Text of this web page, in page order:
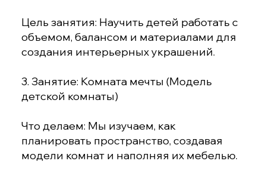
Цель занятия: Научить детей работать с
объемом, балансом и материалами для
создания интерьерных украшений.
3. Занятие: Комната мечты (Модель
детской комнаты)
Что делаем: Мы изучаем, как
планировать пространство, создавая
модели комнат и наполняя их мебелью.